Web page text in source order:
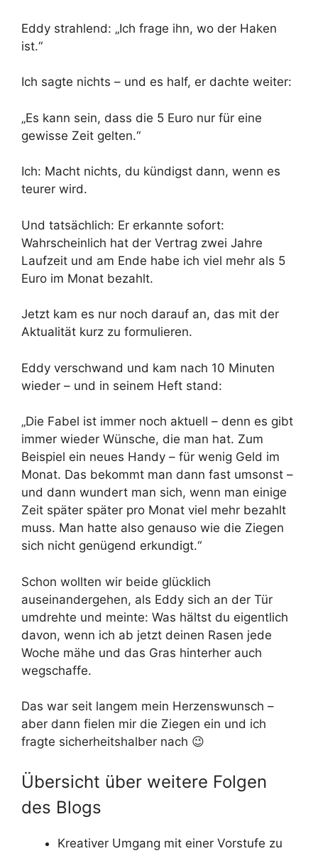
Eddy strahlend: „Ich frage ihn, wo der Haken
ist.“
Ich sagte nichts – und es half, er dachte weiter:
„Es kann sein, dass die 5 Euro nur für eine
gewisse Zeit gelten.“
Ich: Macht nichts, du kündigst dann, wenn es
teurer wird.
Und tatsächlich: Er erkannte sofort:
Wahrscheinlich hat der Vertrag zwei Jahre
Laufzeit und am Ende habe ich viel mehr als 5
Euro im Monat bezahlt.
Jetzt kam es nur noch darauf an, das mit der
Aktualität kurz zu formulieren.
Eddy verschwand und kam nach 10 Minuten
wieder – und in seinem Heft stand:
„Die Fabel ist immer noch aktuell – denn es gibt
immer wieder Wünsche, die man hat. Zum
Beispiel ein neues Handy – für wenig Geld im
Monat. Das bekommt man dann fast umsonst –
und dann wundert man sich, wenn man einige
Zeit später später pro Monat viel mehr bezahlt
muss. Man hatte also genauso wie die Ziegen
sich nicht genügend erkundigt.“
Schon wollten wir beide glücklich
auseinandergehen, als Eddy sich an der Tür
umdrehte und meinte: Was hältst du eigentlich
davon, wenn ich ab jetzt deinen Rasen jede
Woche mähe und das Gras hinterher auch
wegschaffe.
Das war seit langem mein Herzenswunsch –
aber dann fielen mir die Ziegen ein und ich
fragte sicherheitshalber nach 😉
Übersicht über weitere Folgen
des Blogs
Kreativer Umgang mit einer Vorstufe zu